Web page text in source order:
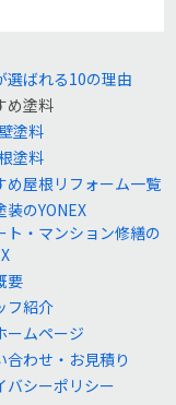
選ばれる10の理由
め塗料
塗料
塗料
め屋根リフォーム一覧
装のYONEX
ト・マンション修繕の
要
フ紹介
ームページ
合わせ・お見積り
バシーポリシー